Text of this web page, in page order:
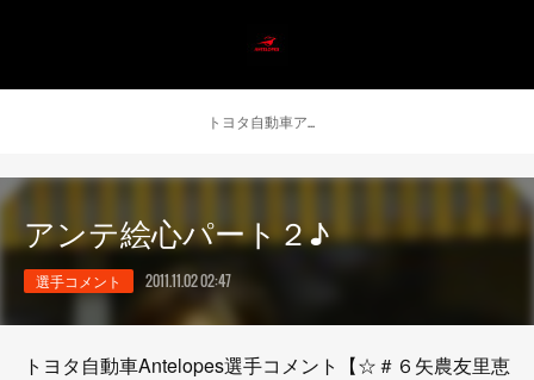
トヨタ自動車アンテロープス公式 ニュース
アンテ絵心パート２♪
選手コメント 2011.11.02 02:47
トヨタ自動車Antelopes選手コメント【☆＃６矢農友里恵